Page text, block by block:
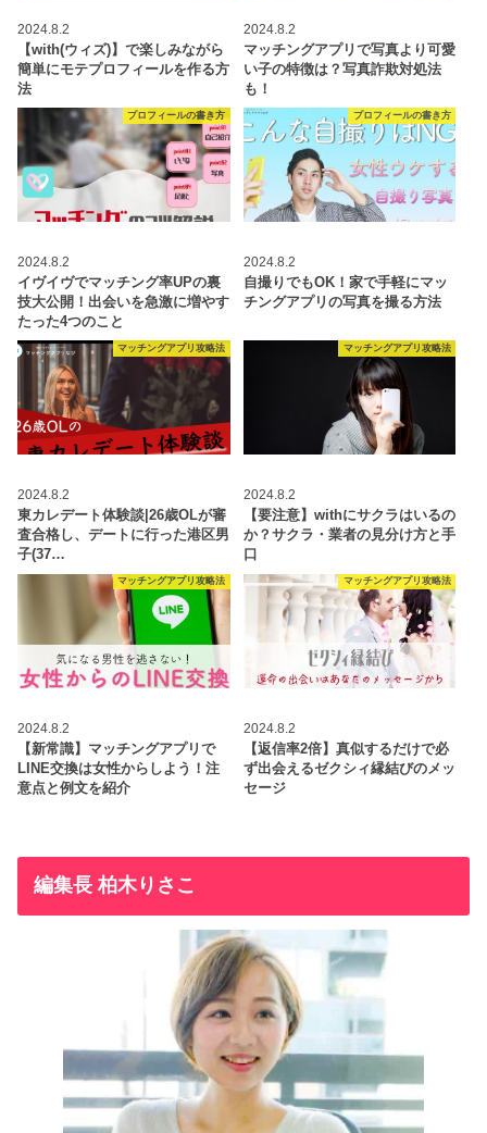
2024.8.2
【with(ウィズ)】で楽しみながら
簡単にモテプロフィールを作る方
法
2024.8.2
マッチングアプリで写真より可愛
い子の特徴は？写真詐欺対処法
も！
プロフィールの書き方
2024.8.2
イヴイヴでマッチング率UPの裏
技大公開！出会いを急激に増やす
たった4つのこと
プロフィールの書き方
2024.8.2
自撮りでもOK！家で手軽にマッ
チングアプリの写真を撮る方法
マッチングアプリ攻略法
2024.8.2
東カレデート体験談|26歳OLが審
査合格し、デートに行った港区男
子(37…
マッチングアプリ攻略法
2024.8.2
【要注意】withにサクラはいるの
か？サクラ・業者の見分け方と手
口
マッチングアプリ攻略法
2024.8.2
【新常識】マッチングアプリで
LINE交換は女性からしよう！注
意点と例文を紹介
マッチングアプリ攻略法
2024.8.2
【返信率2倍】真似するだけで必
ず出会えるゼクシィ縁結びのメッ
セージ
編集長 柏木りさこ